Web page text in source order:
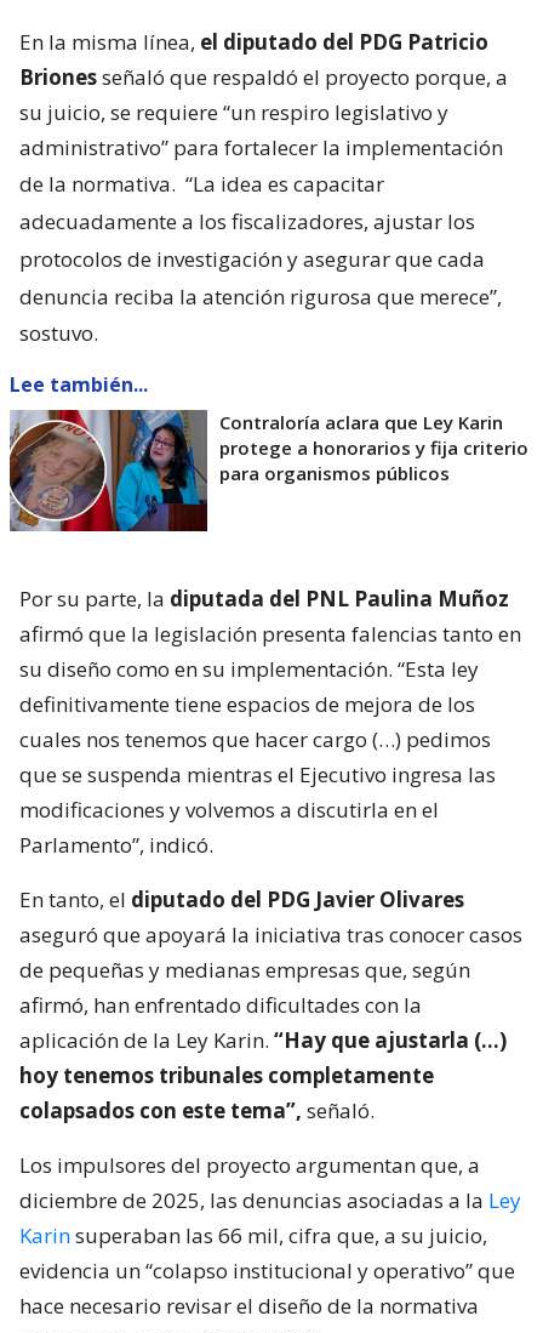
En la misma línea, el diputado del PDG Patricio
Brionesseñaló que respaldó el proyecto porque, a
su juicio, se requiere “un respiro legislativo y
administrativo” para fortalecer la implementación
de la normativa. “La idea es capacitar
adecuadamente a los fiscalizadores, ajustar los
protocolos de investigación y asegurar que cada
denuncia reciba la atención rigurosa que merece”,
sostuvo.
Lee también...
Contraloría aclara que Ley Karin
protege a honorarios y fija criterio
para organismos públicos
Por su parte, la diputada del PNL Paulina Muñoz
afirmó que la legislación presenta falencias tanto en
su diseño como en su implementación. “Esta ley
definitivamente tiene espacios de mejora de los
cuales nos tenemos que hacer cargo (…) pedimos
que se suspenda mientras el Ejecutivo ingresa las
modificaciones y volvemos a discutirla en el
Parlamento”, indicó.
En tanto, el diputado del PDG Javier Olivares
aseguró que apoyará la iniciativa tras conocer casos
de pequeñas y medianas empresas que, según
afirmó, han enfrentado dificultades con la
aplicación de la Ley Karin. “Hay que ajustarla (…)
hoy tenemos tribunales completamente
colapsados con este tema”, señaló.
Los impulsores del proyecto argumentan que, a
diciembre de 2025, las denuncias asociadas a la Ley
Karinsuperaban las 66 mil, cifra que, a su juicio,
evidencia un “colapso institucional y operativo” que
hace necesario revisar el diseño de la normativa